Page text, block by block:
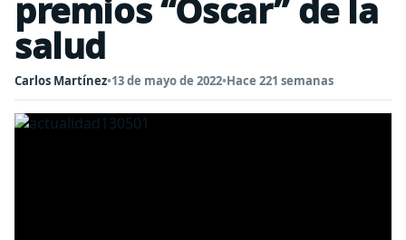
premios “Oscar” de la
salud
Carlos Martínez•13 de mayo de 2022•Hace 221 semanas